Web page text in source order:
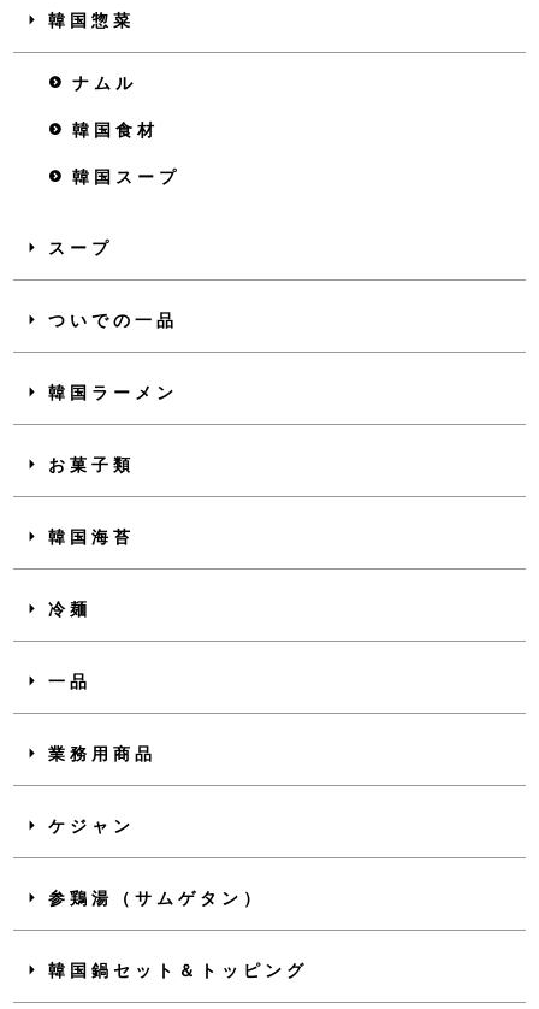
韓国惣菜
ナムル
韓国食材
韓国スープ
スープ
ついでの一品
韓国ラーメン
お菓子類
韓国海苔
冷麺
一品
業務用商品
ケジャン
参鶏湯（サムゲタン）
韓国鍋セット＆トッピング